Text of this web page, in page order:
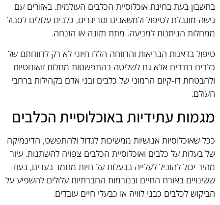
בחשבון בעת בחינת אוכלוסיית הכלבים העולמית. באזורים עם
גישה מוגבלת לטיפול ולמשאבים וטרינרים, כלבים עלולים לסבול
ממחלות הניתנות למניעה, מתת תזונה או הזנחה.
טיפול בדאגות הבריאות והרווחה הללו חיוני לא רק לרווחתם של
כלבים בודדים אלא גם לשליטה בהתפשטות מחלות זואונוטיות
ולהבטחת דו-קיום הרמוני של כלבים ובני אדם בקהילות ברחבי
העולם.
מגמות עתידיות באוכלוסיית הכלבים
ככל שאוכלוסיות אנושיות ממשיכות לגדול ולהתפשט, הדינמיקה
של בעלות על כלבים ואוכלוסיית הכלבים צפויה להשתנות. עיור
מהיר יכול להוביל לעלייה בבעלות על חיות מחמד בערים, בעוד
ששינויים באורח החיים ובנורמות החברתיות עלולים להשפיע על
הביקוש לכלבים כבני לוויה או כבעלי חיים עובדים.